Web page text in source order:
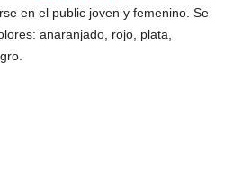
en el public joven y femenino. Se
anaranjado, rojo, plata,